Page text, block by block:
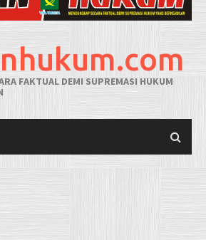
FAKTUAL DEMI SUPREMASI HUKUM